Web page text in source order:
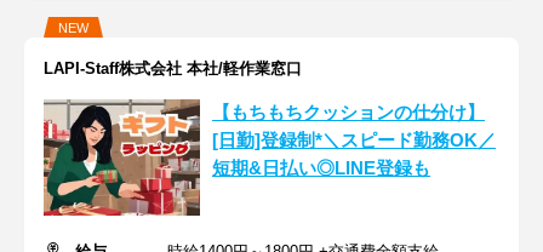
NEW
LAPI-Staff株式会社 本社/軽作業窓口
【もちもちクッションの仕分け】
[日勤]登録制*＼スピード勤務OK／
短期&日払い◎LINE登録も